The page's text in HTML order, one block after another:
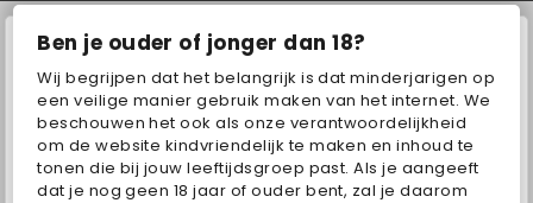
Ben je ouder of jonger dan 18?
Wij begrijpen dat het belangrijk is dat minderjarigen op
een veilige manier gebruik maken van het internet. We
beschouwen het ook als onze verantwoordelijkheid
om de website kindvriendelijk te maken en inhoud te
tonen die bij jouw leeftijdsgroep past. Als je aangeeft
dat je nog geen 18 jaar of ouder bent, zal je daarom
ASMR Makeover & Makeup Studio Hidden Object: Street of Secrets